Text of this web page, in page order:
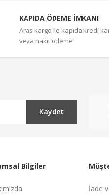
KAPIDA ÖDEME İMKANI
Aras kargo ile kapıda kredi
veya nakit ödeme
Kaydet
Bilgiler
İade